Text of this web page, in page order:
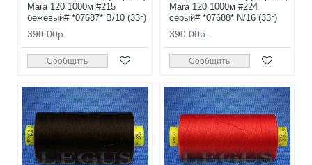
Mara 120 1000м #215
бежевый# *07687* B/10 (33г)
390.00р.
Сообщить
Mara 120 1000м #224
серый# *07688* N/16 (33г)
390.00р.
Сообщить